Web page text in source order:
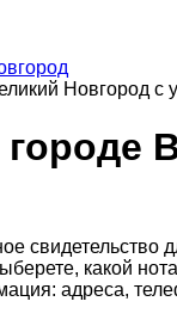
Новгород с
какой
адреса,